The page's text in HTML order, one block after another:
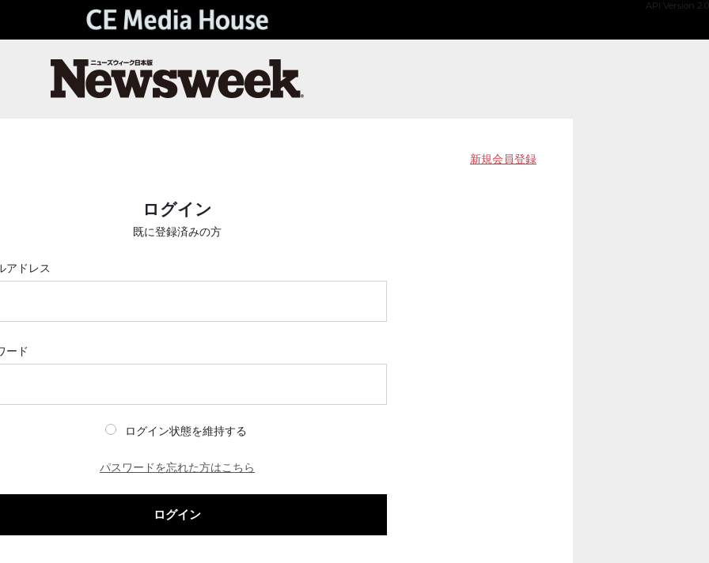
API Version 2.0
新規会員登録
ログイン
既に登録済みの方
アドレス
ード
ログイン状態を維持する
パスワードを忘れた方はこちら
ログイン